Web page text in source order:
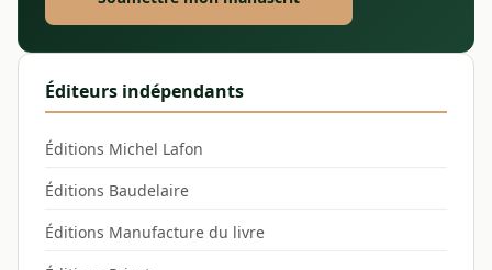
Éditeurs indépendants
Éditions Michel Lafon
Éditions Baudelaire
Éditions Manufacture du livre